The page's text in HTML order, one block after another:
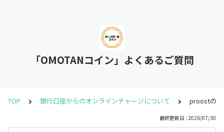
「OMOTANコイン」よくあるご質問
TOP 銀行口座からのオンラインチャージについて proostのマ
最終更新日 : 2026/07/30